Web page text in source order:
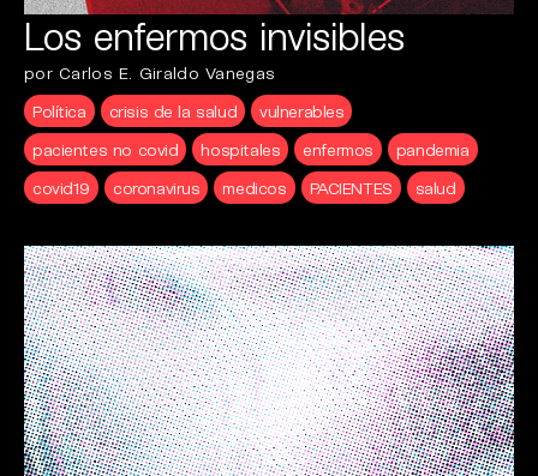
Los enfermos invisibles
por Carlos E. Giraldo Vanegas
Política
crisis de la salud
vulnerables
pacientes no covid
hospitales enfermos
pandemia
covid19
coronavirus medicos PACIENTES salud